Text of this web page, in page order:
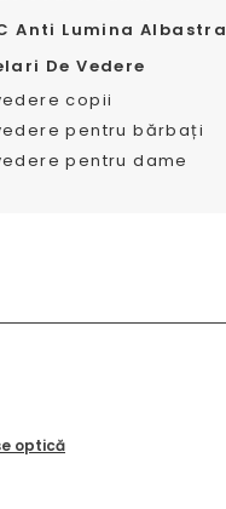
Anti Lumina Albastra
De Vedere
copii
pentru bărbați
pentru dame
optică